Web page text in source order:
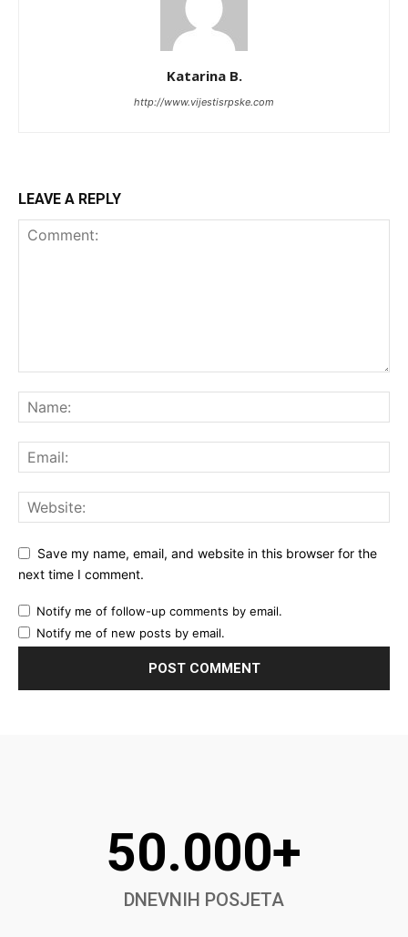
Katarina B.
http://www.vijestisrpske.com
LEAVE A REPLY
Save my name, email, and website in this browser for the
next time I comment.
Notify me of follow-up comments by email.
Notify me of new posts by email.
50.000+
DNEVNIH POSJETA